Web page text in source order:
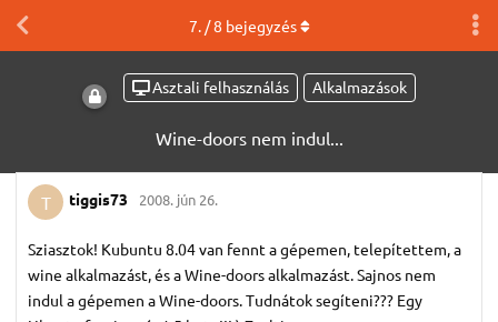
Asztali felhasználás Alkalmazások
Wine-doors nem indul...
7. /8 bejegyzés
T tiggis73 2008. jún 26.
Sziasztok! Kubuntu 8.04 van fennt a gépemen, telepítettem, a
wine alkalmazást, és a Wine-doors alkalmazást. Sajnos nem
indul a gépemen a Wine-doors. Tudnátok segíteni??? Egy